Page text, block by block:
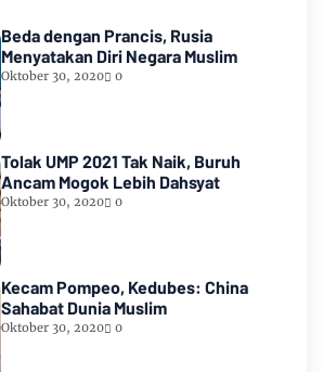
Beda dengan Prancis, Rusia
Menyatakan Diri Negara Muslim
Oktober 30, 2020 0
Tolak UMP 2021 Tak Naik, Buruh
Ancam Mogok Lebih Dahsyat
Oktober 30, 2020 0
Kecam Pompeo, Kedubes: China
Sahabat Dunia Muslim
Oktober 30, 2020 0